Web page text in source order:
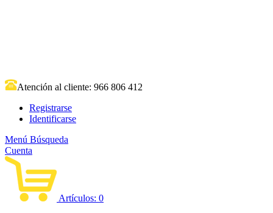
Atención al cliente: 966 806 412
Registrarse
Identificarse
Menú Búsqueda
Cuenta
Artículos: 0